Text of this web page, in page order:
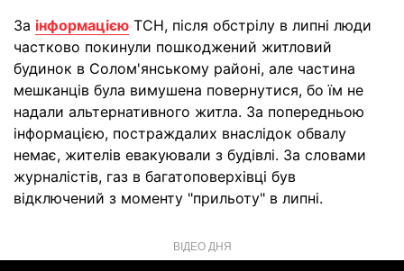
За інформацією ТСН, після обстрілу в липні люди
частково покинули пошкоджений житловий
будинок в Солом'янському районі, але частина
мешканців була вимушена повернутися, бо їм не
надали альтернативного житла. За попередньою
інформацією, постраждалих внаслідок обвалу
немає, жителів евакуювали з будівлі. За словами
журналістів, газ в багатоповерхівці був
відключений з моменту "прильоту" в липні.
ВІДЕО ДНЯ